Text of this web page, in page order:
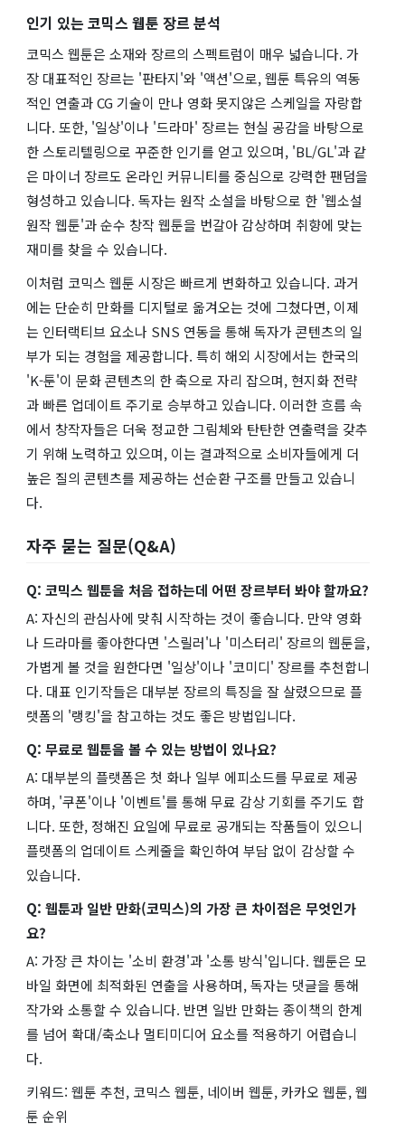
인기 있는 코믹스 웹툰 장르 분석
코믹스 웹툰은 소재와 장르의 스펙트럼이 매우 넓습니다. 가
장 대표적인 장르는 '판타지'와 '액션'으로, 웹툰 특유의 역동
적인 연출과 CG 기술이 만나 영화 못지않은 스케일을 자랑합
니다. 또한, '일상'이나 '드라마' 장르는 현실 공감을 바탕으로
한 스토리텔링으로 꾸준한 인기를 얻고 있으며, 'BL/GL'과 같
은 마이너 장르도 온라인 커뮤니티를 중심으로 강력한 팬덤을
형성하고 있습니다. 독자는 원작 소설을 바탕으로 한 '웹소설
원작 웹툰'과 순수 창작 웹툰을 번갈아 감상하며 취향에 맞는
재미를 찾을 수 있습니다.
이처럼 코믹스 웹툰 시장은 빠르게 변화하고 있습니다. 과거
에는 단순히 만화를 디지털로 옮겨오는 것에 그쳤다면, 이제
는 인터랙티브 요소나 SNS 연동을 통해 독자가 콘텐츠의 일
부가 되는 경험을 제공합니다. 특히 해외 시장에서는 한국의
'K-툰'이 문화 콘텐츠의 한 축으로 자리 잡으며, 현지화 전략
과 빠른 업데이트 주기로 승부하고 있습니다. 이러한 흐름 속
에서 창작자들은 더욱 정교한 그림체와 탄탄한 연출력을 갖추
기 위해 노력하고 있으며, 이는 결과적으로 소비자들에게 더
높은 질의 콘텐츠를 제공하는 선순환 구조를 만들고 있습니
다.
자주 묻는 질문(Q&A)
Q: 코믹스 웹툰을 처음 접하는데 어떤 장르부터 봐야 할까요?
A: 자신의 관심사에 맞춰 시작하는 것이 좋습니다. 만약 영화
나 드라마를 좋아한다면 '스릴러'나 '미스터리' 장르의 웹툰을,
가볍게 볼 것을 원한다면 '일상'이나 '코미디' 장르를 추천합니
다. 대표 인기작들은 대부분 장르의 특징을 잘 살렸으므로 플
랫폼의 '랭킹'을 참고하는 것도 좋은 방법입니다.
Q: 무료로 웹툰을 볼 수 있는 방법이 있나요?
A: 대부분의 플랫폼은 첫 화나 일부 에피소드를 무료로 제공
하며, '쿠폰'이나 '이벤트'를 통해 무료 감상 기회를 주기도 합
니다. 또한, 정해진 요일에 무료로 공개되는 작품들이 있으니
플랫폼의 업데이트 스케줄을 확인하여 부담 없이 감상할 수
있습니다.
Q: 웹툰과 일반 만화(코믹스)의 가장 큰 차이점은 무엇인가
요?
A: 가장 큰 차이는 '소비 환경'과 '소통 방식'입니다. 웹툰은 모
바일 화면에 최적화된 연출을 사용하며, 독자는 댓글을 통해
작가와 소통할 수 있습니다. 반면 일반 만화는 종이책의 한계
를 넘어 확대/축소나 멀티미디어 요소를 적용하기 어렵습니
다.
키워드: 웹툰 추천, 코믹스 웹툰, 네이버 웹툰, 카카오 웹툰, 웹
툰 순위